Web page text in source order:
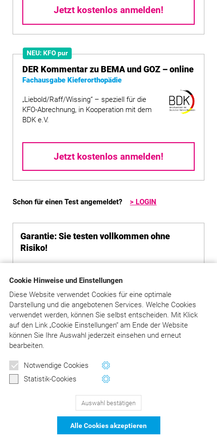
Cookie Hinweise und Einstellungen
Diese Website verwendet Cookies für eine optimale
Darstellung und die angebotenen Services. Welche Cookies
verwendet werden, können Sie selbst entscheiden. Mit Klick
aufden Link „Cookie Einstellungen“ am Ende der Website
können Sie Ihre Auswahl jederzeit einsehen und erneut
bearbeiten.
Notwendige Cookies
Statistik-Cookies
Auswahl bestätigen
Alle Cookies akzeptieren
Jetzt kostenlos anmelden!
NEU: KFO pur
DER Kommentar zu BEMA und GOZ – online
Fachausgabe Kieferorthopädie
„Liebold/Raff/Wissing“ – speziell für die
KFO-Abrechnung, in Kooperation mit dem
BDK e.V.
Jetzt kostenlos anmelden!
Schon für einen Test angemeldet?> LOGIN
Garantie: Sie testen vollkommen ohne
Risiko!
entstehen Ihnen keinerlei Kosten und
Verpflichtungen.
Es wird kein Abonnement begründet und kein
Kaufvertrag geschlossen.
Sie müssen auch nichts kündigen: Nach Ablauf
des Testzeitraums wird der Zugang
automatisch gesperrt, Folgeverträge entstehen
DER Kommentar zu BEMA und
129Bewertungen auf ProvenExpert.com